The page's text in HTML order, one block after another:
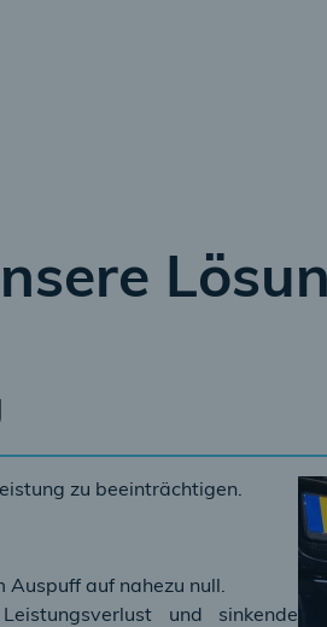
zu beeinträchtigen.
Auspuff auf nahezu null.
und sinkende